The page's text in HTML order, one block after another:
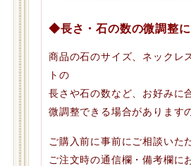
◆長さ・石の数の微調整
商品の石のサイズ、ネックレ
トの
長さや石の数など、お好みに
微調整できる場合があります
ご購入前に事前にご相談いた
ご注文時の通信欄・備考欄に